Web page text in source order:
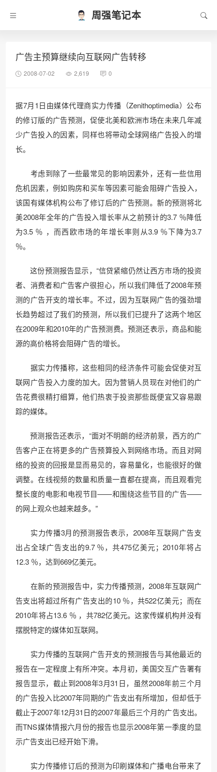
周强笔记本
广告主预算继续向互联网广告转移
2008-07-02 2,619 0
据7月1日由媒体代理商实力传播（Zenithoptimedia）公布
的修订版的广告预测，促使北美和欧洲市场在未来几年减
少广告投入的因素，同样也将带动全球网络广告投入的增
长。
考虑到除了一些最常见的影响因素外，还有一些信用
危机因素，例如购房和买车等因素可能会阻碍广告投入，
该国有媒体机构公布了修订后的广告预测。新的预测将北
美2008年全年的广告投入增长率从之前预计的3.7 ％降低
为3.5 ％ ，而西欧市场的年增长率则从3.9 ％下降为3.7
％。
这份预测报告显示，“信贷紧缩仍然让西方市场的投资
者、消费者和广告客户很担心，所以我们降低了2008年预
测的广告开支的增长率。不过，因为互联网广告的强劲增
长趋势超过了我们的预测，所以我们已提升了这两个地区
在2009年和2010年的广告预测费。预测还表示，商品和能
源的高价格将会阻碍广告的增长。
据实力传播称，这些相同的经济条件可能会促使对互
联网广告投入力度的加大。因为营销人员现在对他们的广
告花费很精打细算，他们热衷于投资那些既便宜又容易跟
踪的媒体。
预测报告还表示，“面对不明朗的经济前景，西方的广
告客户正在将更多的广告预算投入到网络市场。而且对网
络的投资的回报是显而易见的，容易量化，也能很好的做
调整。在线视频的数量和质量一直都在提高，而且观看完
整长度的电影和电视节目——和围绕这些节目的广告——
的网上观众也越来越多。”
实力传播3月的预测报告表示，2008年互联网广告支
出占全球广告支出的9.7 ％，共475亿美元；2010年将占
12.3 ％，达到669亿美元。
在新的预测报告中，实力传播预测，2008年互联网广
告支出将超过所有广告支出的10 ％，共522亿美元；而在
2010年将占13.6 ％ ，共782亿美元。这家传媒机构并没有
摆脱特定的媒体如互联网。
实力传播的互联网广告开支的预测报告与其他最近的
报告在一定程度上有所冲突。本月初，美国交互广告署有
报告显示，截止到2008年3月31日，虽然2008年前三个月
的广告投入比2007年同期的广告支出有所增加，但却低于
截止于2007年12月31日的2007年最后三个月的广告支出。
而TNS媒体情报六月份的报告也显示2008年第一季度的显
示广告支出已经开始下滑。
实力传播修订后的预测为印刷媒体和广播电台带来了